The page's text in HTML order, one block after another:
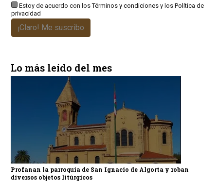
Estoy de acuerdo con losTérminos y condicionesy los Política de
privacidad
¡Claro! Me suscribo
Lo más leído del mes
Profanan la parroquia de San Ignacio de Algorta y roban
diversos objetos litúrgicos